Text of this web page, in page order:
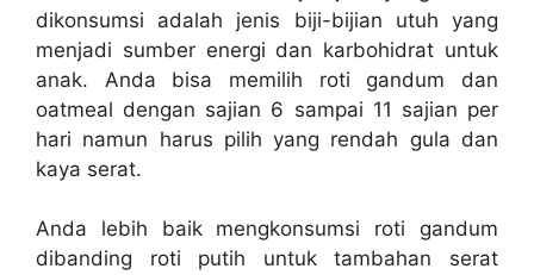
dikonsumsi adalah jenis biji-bijian utuh yang
menjadi sumber energi dan karbohidrat untuk
anak. Anda bisa memilih roti gandum dan
oatmeal dengan sajian 6 sampai 11 sajian per
hari namun harus pilih yang rendah gula dan
kaya serat.
Anda lebih baik mengkonsumsi roti gandum
dibanding roti putih untuk tambahan serat